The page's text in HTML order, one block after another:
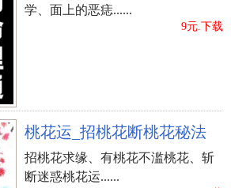
学、面上的恶痣......
9元.下载
桃花运_招桃花断桃花秘法
招桃花求缘、有桃花不滥桃花、斩
断迷惑桃花运......